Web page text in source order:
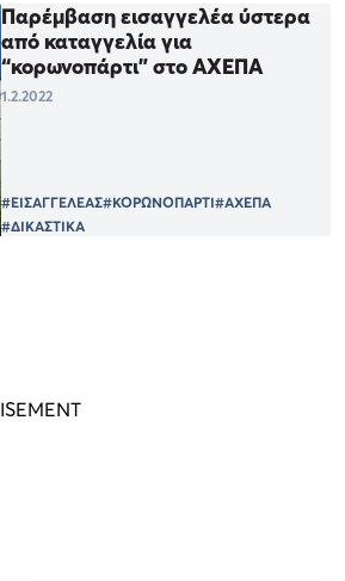
Παρέμβαση εισαγγελέα ύστερα
από καταγγελία για
“κορωνοπάρτι” στο ΑΧΕΠΑ
1.2.2022
#ΕΙΣΑΓΓΕΛΕΑΣ#ΚΟΡΩΝΟΠΑΡΤΙ#ΑΧΕΠΑ
#ΔΙΚΑΣΤΙΚΑ